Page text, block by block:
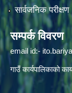
सार्वजनिक परीक्षण
सम्पर्क विवरण
email id:-
गाउँ कार्यपालिकाको